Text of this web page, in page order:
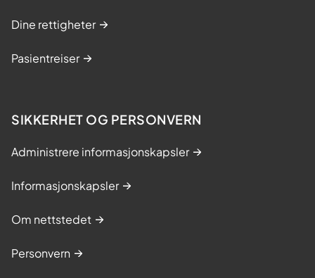
Dine rettigheter
Pasientreiser
SIKKERHET OG PERSONVERN
Administrere informasjonskapsler
Informasjonskapsler
Om nettstedet
Personvern